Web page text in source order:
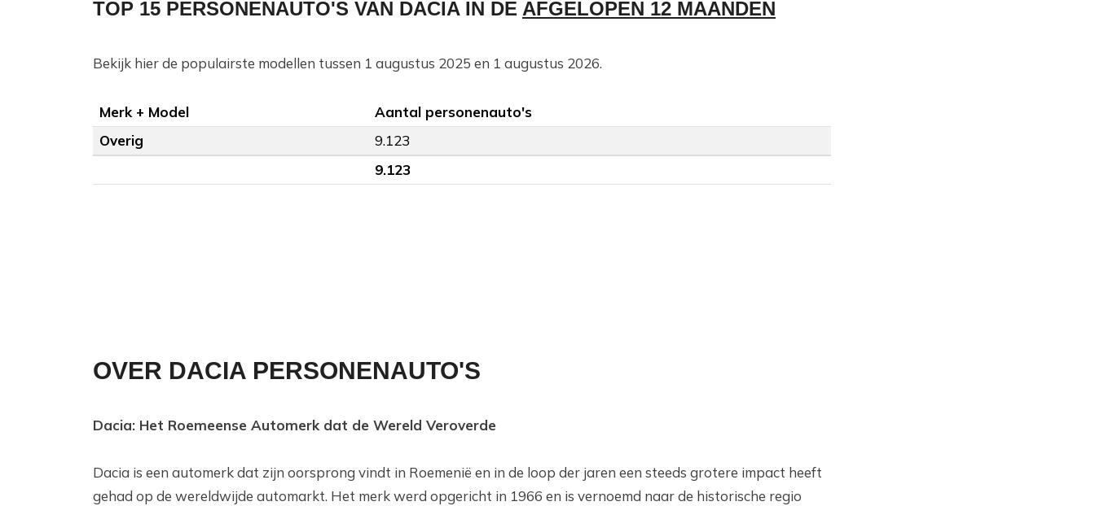
TOP 15 PERSONENAUTO'S VAN DACIA IN DE AFGELOPEN 12 MAANDEN
Bekijk hier de populairste modellen tussen 1 augustus 2025 en 1 augustus 2026.
Merk + Model
Aantal personenauto's
Overig
9.123
9.123
OVER DACIA PERSONENAUTO'S
Dacia: Het Roemeense Automerk dat de Wereld Veroverde
Dacia is een automerk dat zijn oorsprong vindt in Roemenië en in de loop der jaren een steeds grotere impact heeft
gehad op de wereldwijde automarkt. Het merk werd opgericht in 1966 en is vernoemd naar de historische regio